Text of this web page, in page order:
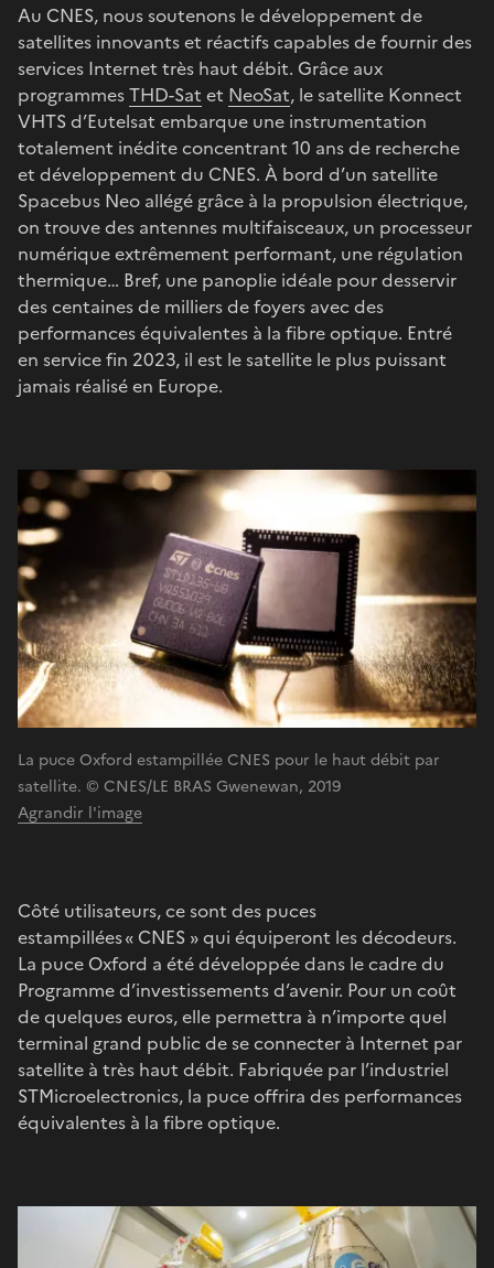
Au CNES, nous soutenons le développement de
satellites innovants et réactifs capables de fournir des
services Internet très haut débit. Grâce aux
programmesTHD-Sat et NeoSat, le satellite Konnect
VHTS d’Eutelsat embarque une instrumentation
totalement inédite concentrant 10 ans de recherche
et développement du CNES. À bord d’un satellite
Spacebus Neo allégé grâce à la propulsion électrique,
on trouve des antennes multifaisceaux, un processeur
numérique extrêmement performant, une régulation
thermique… Bref, une panoplie idéale pour desservir
des centaines de milliers de foyers avec des
performances équivalentes à la fibre optique. Entré
en service fin 2023, il est le satellite le plus puissant
jamais réalisé en Europe.
La puce Oxford estampillée CNES pour le haut débit par
satellite. © CNES/LE BRAS Gwenewan, 2019
Agrandir l'image
Côté utilisateurs, ce sont des puces
estampillées « CNES » qui équiperont les décodeurs.
La puce Oxford a été développée dans le cadre du
Programme d’investissements d’avenir. Pour un coût
de quelques euros, elle permettra à n’importe quel
terminal grand public de se connecter à Internet par
satellite à très haut débit. Fabriquée par l’industriel
STMicroelectronics, la puce offrira des performances
équivalentes à la fibre optique.